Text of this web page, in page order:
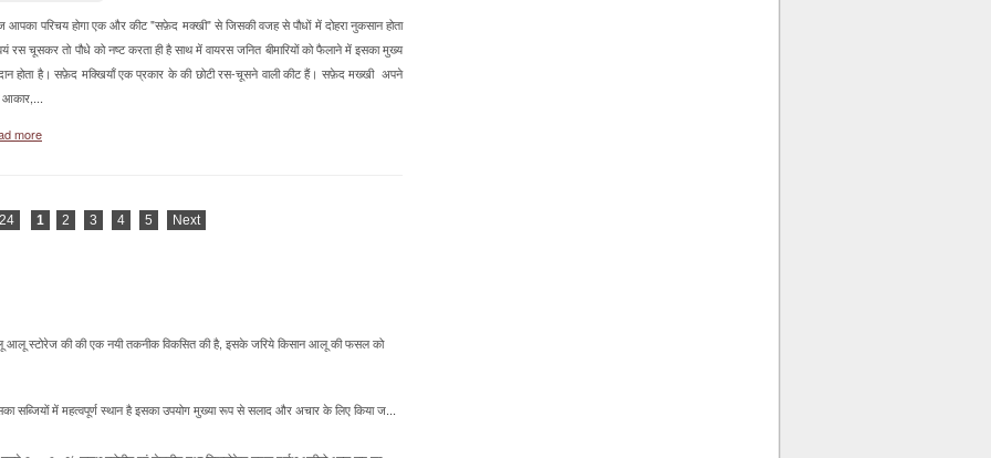
परिचय होगा एक और कीट "सफ़ेद मक्खी" से जिसकी वजह से पौधों में दोहरा नुकसान होता
रस चूसकर तो पौधे को नष्ट करता ही है साथ में वायरस जनित बीमारियों को फैलाने में इसका मुख्य
होता है। सफ़ेद मक्खियाँ एक प्रकार के की छोटी रस-चूसने वाली कीट हैं। सफ़ेद मख्खी अपने
आकार,...
more
1 2 3 4 5 Next
स्टोरेज की की एक नयी तकनीक विकसित की है, इसके जरिये किसान आलू की फसल को
सब्जियों में महत्वपूर्ण स्थान है इसका उपयोग मुख्या रूप से सलाद और अचार के लिए किया ज...